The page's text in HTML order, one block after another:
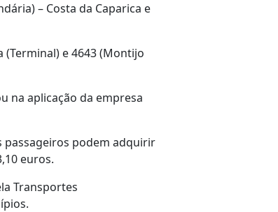
– Costa da Caparica e
(Terminal) e 4643 (Montijo
na aplicação da empresa
passageiros podem adquirir
euros.
Transportes